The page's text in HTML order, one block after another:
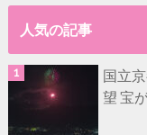
人気の記事
国立
望 宝